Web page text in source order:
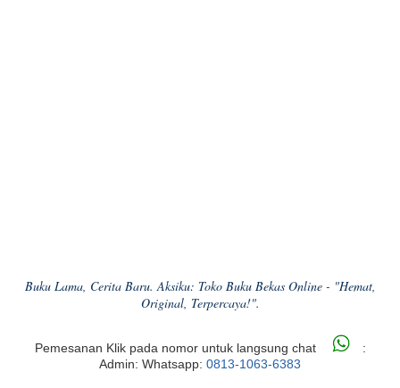
Buku Lama, Cerita Baru. Aksiku: Toko Buku Bekas Online - "Hemat,
Original, Terpercaya!".
Pemesanan Klik pada nomor untuk langsung chat
:
Admin: Whatsapp: 0813-1063-6383